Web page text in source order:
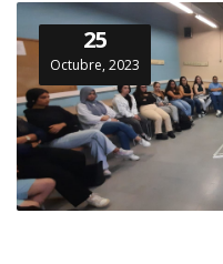
25
Octubre, 2023